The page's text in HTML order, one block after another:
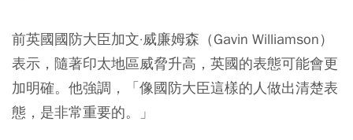
前英國國防大臣加文·威廉姆森（Gavin Williamson）
表示，隨著印太地區威脅升高，英國的表態可能會更
加明確。他強調，「像國防大臣這樣的人做出清楚表
態，是非常重要的。」